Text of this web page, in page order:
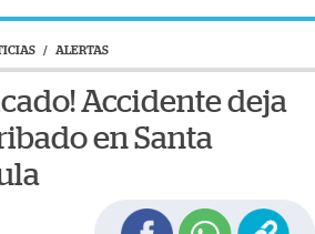
/ ALERTAS
Accidente deja
en Santa